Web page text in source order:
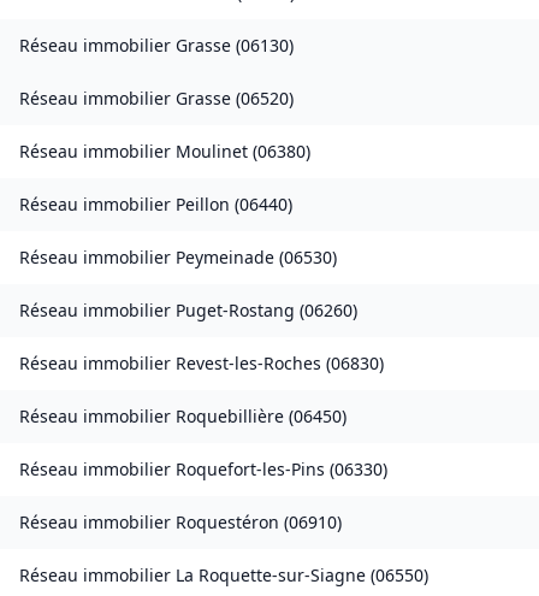
Réseau immobilier Grasse (06130)
Réseau immobilier Grasse (06520)
Réseau immobilier Moulinet (06380)
Réseau immobilier Peillon (06440)
Réseau immobilier Peymeinade (06530)
Réseau immobilier Puget-Rostang (06260)
Réseau immobilier Revest-les-Roches (06830)
Réseau immobilier Roquebillière (06450)
Réseau immobilier Roquefort-les-Pins (06330)
Réseau immobilier Roquestéron (06910)
Réseau immobilier La Roquette-sur-Siagne (06550)